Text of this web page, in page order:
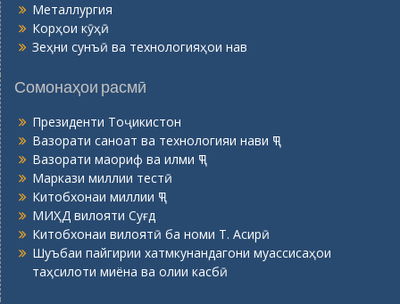
Металлургия
Корҳои кӯҳӣ
Зеҳни сунъӣ ва технологияҳои нав
Сомонаҳои расмӣ
Президенти Тоҷикистон
Вазорати саноат ва технологияи нави ҶТ
Вазорати маориф ва илми ҶТ
Маркази миллии тестӣ
Китобхонаи миллии ҶТ
МИҲД вилояти Суғд
Китобхонаи вилоятӣ ба номи Т. Асирӣ
Шуъбаи пайгирии хатмкунандагони муассисаҳои
таҳсилоти миёна ва олии касбӣ